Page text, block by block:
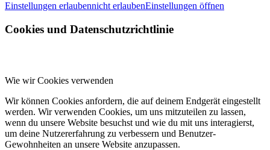
Einstellungen erlaubennicht erlaubenEinstellungen öffnen
Cookies und Datenschutzrichtlinie
Wie wir Cookies verwenden
Wir können Cookies anfordern, die auf deinem Endgerät eingestellt
werden. Wir verwenden Cookies, um uns mitzuteilen zu lassen,
wenn du unsere Website besuchst und wie du mit uns interagierst,
um deine Nutzererfahrung zu verbessern und Benutzer-
Gewohnheiten an unsere Website anzupassen.